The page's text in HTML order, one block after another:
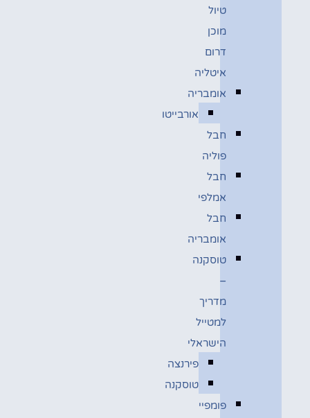
טיול
מוכן
דרום
איטליה
אומבריה
אורבייטו
חבל
פוליה
חבל
אמלפי
חבל
אומבריה
טוסקנה
–
מדריך
למטייל
הישראלי
פירנצה
טוסקנה
פומפיי